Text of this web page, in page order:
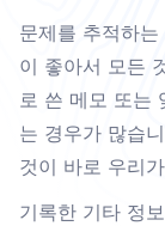
문제를 추적하
이 좋아서 모든
로 쓴 메모 또는
는 경우가 많습
것이 바로 우리
기록한 기타 정